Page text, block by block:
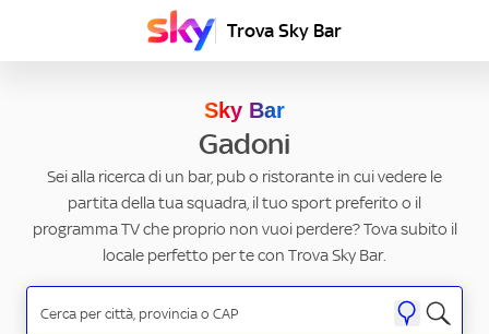
Trova Sky Bar
Sky Bar
Gadoni
Sei alla ricerca di un bar, pub o ristorante in cui vedere le
partita della tua squadra, il tuo sport preferito o il
programma TV che proprio non vuoi perdere? Tova subito il
locale perfetto per te con Trova Sky Bar.